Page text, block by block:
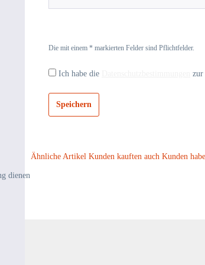
Die mit einem * markierten Felder sind Pflichtfelder.
Ich habe die zur
Speichern
Ähnliche Artikel Kunden kauften auch Kunden
dienen